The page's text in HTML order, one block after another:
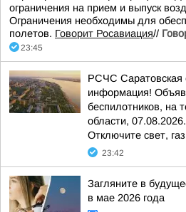
ограничения на прием и выпуск
Ограничения необходимы для
полетов. Говорит Росавиация//
23:45
РСЧС Саратовская
информация!
беспилотников, на
области,
Отключите свет,
23:42
Загляните в
в мае 2026 года